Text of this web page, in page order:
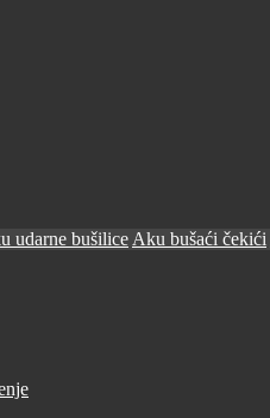
udarne bušilice Aku bušaći čekići